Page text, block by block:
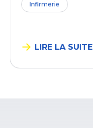
Infirmerie
LIRE LA SUITE